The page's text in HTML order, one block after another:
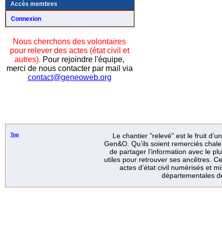
Accès membres
Connexion
Nous cherchons des volontaires
pour relever des actes (état civil et
autres). Pour rejoindre l'équipe,
merci de nous contacter par mail via
contact@geneoweb.org
Top
Le chantier "relevé" est le fruit
Gen&O. Qu’ils soient remerciés
de partager l’information avec le
utiles pour retrouver ses ancêtres.
actes d’état civil numérisés et
départementales